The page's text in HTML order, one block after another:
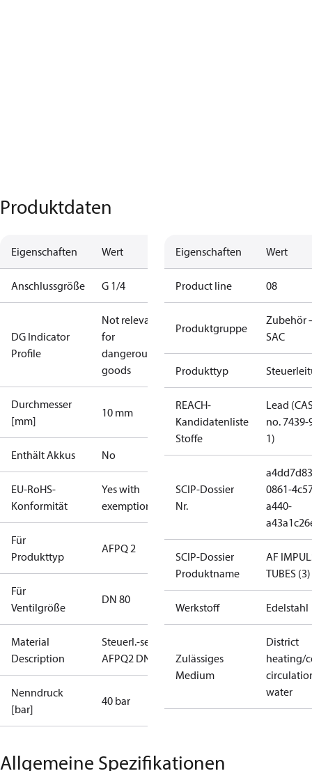
Produktdaten
Eigenschaften Wert
Anschlussgröße G 1/4
DG Indicator
Profile
Not relevant
for
dangerous
goods
Durchmesser
[mm]
10 mm
Enthält Akkus No
EU-RoHS-
Konformität
Yes with
exemptions
Für
Produkttyp
AFPQ 2
Für
Ventilgröße
DN 80
Material
Description
Steuerl.-set
AFPQ2 DN80
Nenndruck
[bar]
40 bar
Eigenschaften Wert
Product line 08
Produktgruppe
Zubehör
SAC
Produkttyp
REACH-
Kandidatenliste
Stoffe
Lead
no. 7439-
1)
SCIP-Dossier
Nr.
0861-
a440-
SCIP-Dossier
Produktname
AF
TUBES (3)
Werkstoff Edelstahl
Zulässiges
Medium
District
heating/
water
Allgemeine Spezifikationen